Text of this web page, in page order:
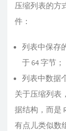
压缩列表的方
件：
列表中保存
于 64 字节；
列表中数据
关于压缩列表
据结构，而是
有点儿类似数